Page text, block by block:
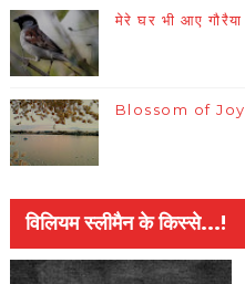
मेरे घर भी आए गौरैया
Blossom of Joy
विलियम स्लीमैन के किस्से...!